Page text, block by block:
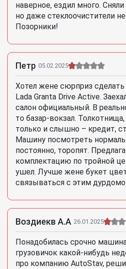
наверное, ездил много.
но даже стеклоочистители
Позорники!
Петр 05.02.2025
Хотел жене сюрприз
Lada Granta Drive Active.
салон официальный. В
то базар-вокзал.
только и слышно – кредит,
Машину посмотреть
постоянно, торопят.
комплектацию по тройной
ушел. Лучше жене букет
связываться с этим
Воздиекв А.А 26.01.2025
Понадобилась срочно
грузовичок какой-нибудь
про компанию AutoStav,